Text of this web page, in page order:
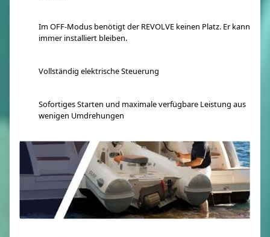
Im OFF-Modus benötigt der REVOLVE keinen Platz. Er kann
immer installiert bleiben.
Vollständig elektrische Steuerung
Sofortiges Starten und maximale verfügbare Leistung aus
wenigen Umdrehungen